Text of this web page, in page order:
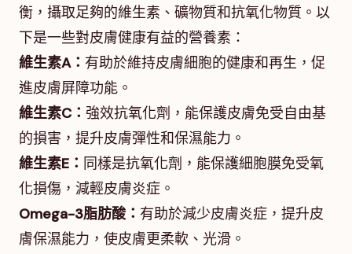
衡，攝取足夠的維生素、礦物質和抗氧化物質。以
下是一些對皮膚健康有益的營養素：
維生素A： 有助於維持皮膚細胞的健康和再生，促
進皮膚屏障功能。
維生素C： 強效抗氧化劑，能保護皮膚免受自由基
的損害，提升皮膚彈性和保濕能力。
維生素E： 同樣是抗氧化劑，能保護細胞膜免受氧
化損傷，減輕皮膚炎症。
Omega-3脂肪酸： 有助於減少皮膚炎症，提升皮
膚保濕能力，使皮膚更柔軟、光滑。